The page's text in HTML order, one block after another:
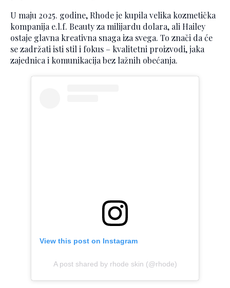
U maju 2025. godine, Rhode je kupila velika kozmetička
kompanija e.l.f. Beauty za milijardu dolara, ali Hailey
ostaje glavna kreativna snaga iza svega. To znači da će
se zadržati isti stil i fokus – kvalitetni proizvodi, jaka
zajednica i komunikacija bez lažnih obećanja.
View this post on Instagram
A post shared by rhode skin (@rhode)